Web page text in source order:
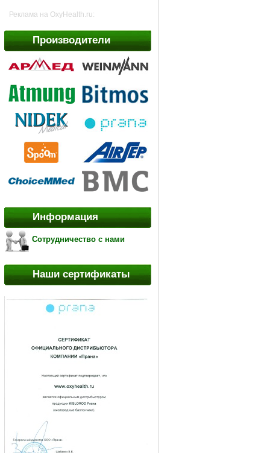
Реклама на OxyHealth.ru:
Производители
Информация
Сотрудничество с нами
Наши сертификаты